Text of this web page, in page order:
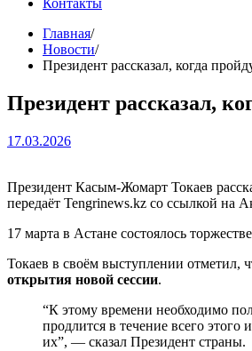
Контакты
Главная
Новости
Президент рассказал, когда
Президент рассказал,
17.03.2026
Президент Касым-Жомарт Токаев
передаёт Tengrinews.kz со ссылкой на
17 марта в Астане состоялось
Токаев в своём выступлении отметил,
открытия новой сессии.
“К этому времени необходимо
продлится в течение всего
их”, — сказал Президент страны.